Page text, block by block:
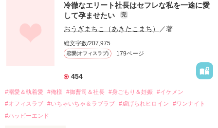
幼なじみの哲平に淡い恋心を抱いていた美桜。
しかし、ある出来事をきっかけに二人の関係は壊れてしまう。
関係修復もできないまま、美桜は両親の離婚によって
引っ越すことになり、哲平とも離れ離れになった。
それから約十二年後。
過去の傷から、二度と会いたくないと思っていた哲平に
運命のような再会を果たす。
酔った勢いで一夜を共にしてしまった。
冷徹なエリート社長はセフレな私を一途に愛
して孕ませたい
完
おうぎまちこ（あきたこまち） ／著
総文字数/207,975
恋愛(オフィスラブ) 179ページ
454
#溺愛＆執着愛 #俺様 #御曹司＆社長 #身ごもり＆妊娠 #イケメン
#オフィスラブ #いちゃいちゃ＆ラブラブ #虐げられヒロイン
#ワンナイト
#ハッピーエンド